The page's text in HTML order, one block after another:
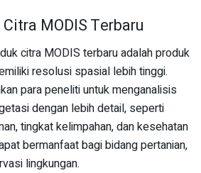
MODIS Terbaru
citra MODIS terbaru adalah produk
resolusi spasial lebih tinggi.
para peneliti untuk menganalisis
dengan lebih detail, seperti
tingkat kelimpahan, dan kesehatan
bermanfaat bagi bidang pertanian,
lingkungan.